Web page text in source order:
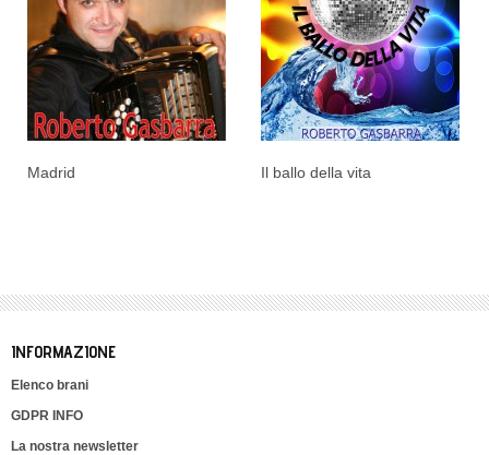
Madrid Il ballo della vita
INFORMAZIONE
Elenco brani
GDPR INFO
La nostra newsletter